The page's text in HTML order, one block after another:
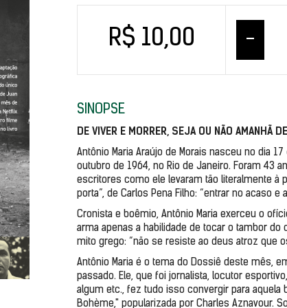
R$ 10,00 –
SINOPSE
DE VIVER E MORRER, SEJA OU NÃO AMANHÃ
Antônio Maria Araújo de Morais nasceu no dia
outubro de 1964, no Rio de Janeiro. Foram 43
escritores como ele levaram tão literalmente à
porta”, de Carlos Pena Filho: “entrar no acaso e
Cronista e boêmio, Antônio Maria exerceu o
arma apenas a habilidade de tocar o tambor
mito grego: “não se resiste ao deus atroz que
Antônio Maria é o tema do Dossiê deste mês,
passado. Ele, que foi jornalista, locutor
algum etc., fez tudo isso convergir para aquela
Bohème," popularizada por Charles Aznavour.